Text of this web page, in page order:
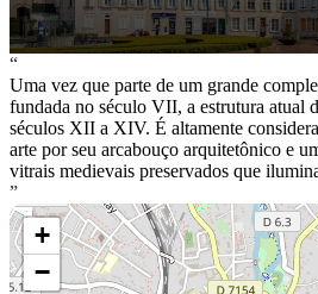
“
Uma vez que parte de um grande
fundada no século VII, a estrutura atual
séculos XII a XIV. É altamente
arte por seu arcabouço arquitetônico e
vitrais medievais preservados que
”
+
−